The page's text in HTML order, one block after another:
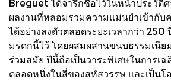
Breguet ได้จารึกชื่อไว้ในหน้าประวัติศ
ผลงานที่หลอมรวมความแม่นยำเข้ากับ
ได้อย่างลงตัวตลอดระยะเวลากว่า
มรดกนี้ไว้ โดยผสมผสานขนบธรรมเนีย
ร่วมสมัย ปีนี้ถือเป็นวาระพิเศษในการเ
ตลอดหนึ่งในสี่ของสหัสวรรษ และเป็นโ